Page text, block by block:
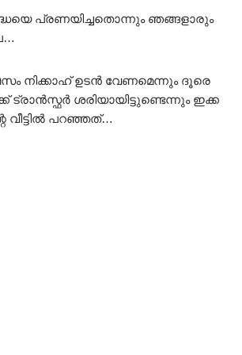
പ്രണയിച്ചതൊന്നും ഞങ്ങളാരും
നിക്കാഹ് ഉടൻ വേണമെന്നും ദൂരെ
ശരിയായിട്ടുണ്ടെന്നും ഇക്ക
പറഞ്ഞത്…